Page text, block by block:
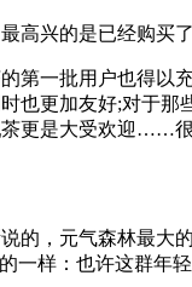
兴的是已经购买了
一批用户也得以充
也更加友好;对于
更是大受欢迎……
，元气森林最大的
一样：也许这群年